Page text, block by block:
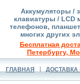
Аккумуляторы /
клавиатуры / LCD
телефонов,
многих других
Бесплатная
Петербургу,
ГЛАВНАЯ ДОСТАВКА